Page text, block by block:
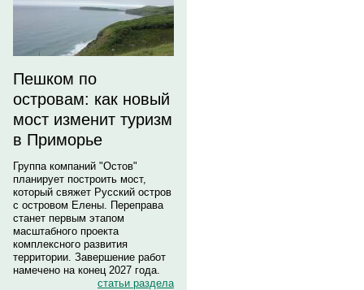
Пешком по
островам: как новый
мост изменит туризм
в Приморье
Группа компаний "Остов"
планирует построить мост,
который свяжет Русский остров
с островом Елены. Переправа
станет первым этапом
масштабного проекта
комплексного развития
территории. Завершение работ
намечено на конец 2027 года.
статьи раздела